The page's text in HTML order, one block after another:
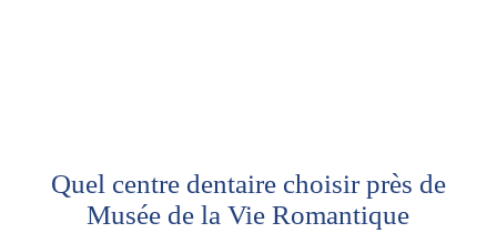
Quel centre dentaire choisir près de
Musée de la Vie Romantique